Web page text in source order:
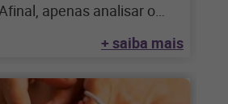
apenas analisar o
+ saiba mais